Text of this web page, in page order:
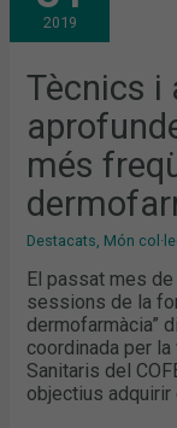
2019
Tècnics i
més
Destacats Món
El passat mes
sessions de la
dermofarmàcia”
coordinada per
Sanitaris del
objectius
EN
LES
CONSULTES
FREQÜENTS
EN